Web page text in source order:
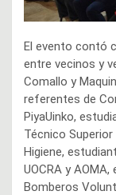
El evento contó
entre vecinos y
Comallo y
referentes de
PiyaUinko,
Técnico Superior
Higiene,
UOCRA y
Bomberos